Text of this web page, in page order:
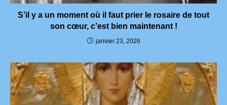
S’il y a un moment où il faut prier le rosaire de tout
son cœur, c’est bien maintenant !
janvier 23, 2026